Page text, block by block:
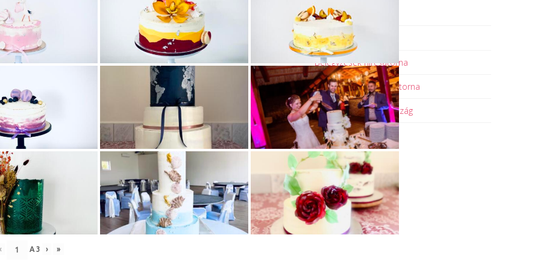
‹ A3 › »
Meta
Bejelentkezés
Bejegyzések hírcsatorna
Hozzászólások hírcsatorna
WordPress Magyarország